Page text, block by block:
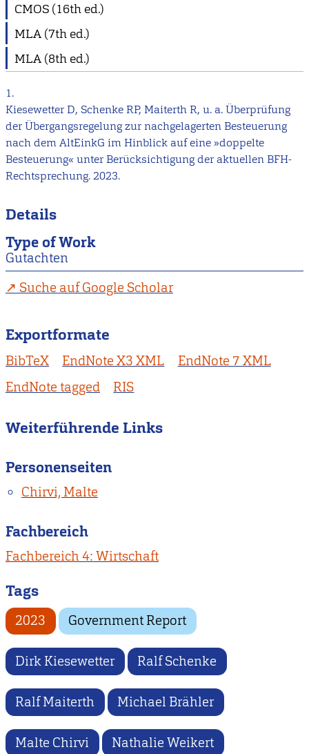
CMOS (16th ed.)
MLA (7th ed.)
MLA (8th ed.)
1.
Kiesewetter D, Schenke RP, Maiterth R, u. a. Überprüfung
der Übergangsregelung zur nachgelagerten Besteuerung
nach dem AltEinkG im Hinblick auf eine »doppelte
Besteuerung« unter Berücksichtigung der aktuellen BFH-
Rechtsprechung. 2023.
Details
Type of Work
Gutachten
Suche auf Google Scholar
Exportformate
BibTeX EndNote X3 XML
EndNote 7 XML
EndNote tagged
RIS
Weiterführende Links
Personenseiten
Chirvi, Malte
Fachbereich
Fachbereich 4: Wirtschaft
Tags
2023 Government Report
Dirk Kiesewetter Ralf Schenke
Ralf Maiterth Michael Brähler
Malte Chirvi Nathalie Weikert